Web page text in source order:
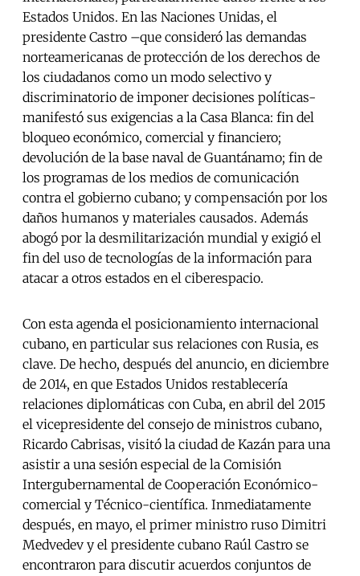
Estados Unidos. En las Naciones Unidas, el
presidente Castro –que consideró las demandas
norteamericanas de protección de los derechos de
los ciudadanos como un modo selectivo y
discriminatorio de imponer decisiones políticas-
manifestó sus exigencias a la Casa Blanca: fin del
bloqueo económico, comercial y financiero;
devolución de la base naval de Guantánamo; fin de
los programas de los medios de comunicación
contra el gobierno cubano; y compensación por los
daños humanos y materiales causados. Además
abogó por la desmilitarización mundial y exigió el
fin del uso de tecnologías de la información para
atacar a otros estados en el ciberespacio.
Con esta agenda el posicionamiento internacional
cubano, en particular sus relaciones con Rusia, es
clave. De hecho, después del anuncio, en diciembre
de 2014, en que Estados Unidos restablecería
relaciones diplomáticas con Cuba, en abril del 2015
el vicepresidente del consejo de ministros cubano,
Ricardo Cabrisas, visitó la ciudad de Kazán para una
asistir a una sesión especial de la Comisión
Intergubernamental de Cooperación Económico-
comercial y Técnico-científica. Inmediatamente
después, en mayo, el primer ministro ruso Dimitri
Medvedev y el presidente cubano Raúl Castro se
encontraron para discutir acuerdos conjuntos de